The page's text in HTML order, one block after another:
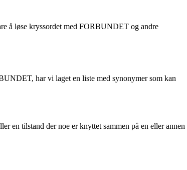
å løse kryssordet med FORBUNDET og andre
har vi laget en liste med synonymer som kan
en tilstand der noe er knyttet sammen på en eller annen